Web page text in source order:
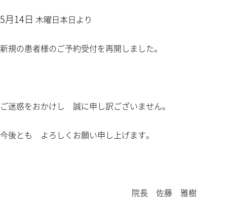
5月14日 木曜日本日より
新規の患者様のご予約受付を再開しました。
ご迷惑をおかけし 誠に申し訳ございません。
今後とも よろしくお願い申し上げます。
院長 佐藤 雅樹